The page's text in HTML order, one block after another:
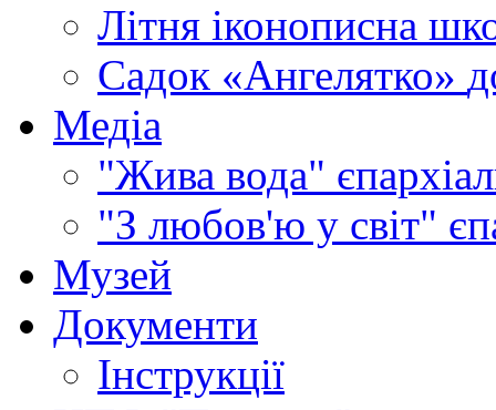
Літня іконописна
Садок «Ангелятко»
Медіа
"Жива вода"
"З любов'ю у світ"
Музей
Документи
Інструкції